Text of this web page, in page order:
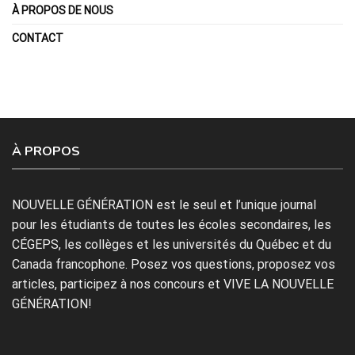
À PROPOS DE NOUS
CONTACT
À PROPOS
NOUVELLE GÉNÉRATION est le seul et l’unique journal
pour les étudiants de toutes les écoles secondaires, les
CÉGEPS, les collèges et les universités du Québec et du
Canada francophone. Posez vos questions, proposez vos
articles, participez à nos concours et VIVE LA NOUVELLE
GÉNÉRATION!